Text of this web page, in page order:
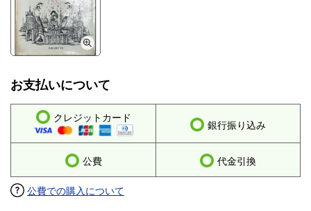
お支払いについて
クレジットカード
銀行振り込み
公費 代金引換
公費での購入について